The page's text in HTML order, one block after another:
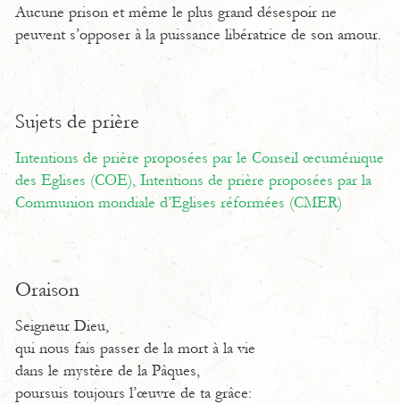
Aucune prison et même le plus grand désespoir ne
peuvent s’opposer à la puissance libératrice de son amour.
Sujets de prière
Intentions de prière proposées par le Conseil œcuménique
des Eglises (COE), Intentions de prière proposées par la
Communion mondiale d’Eglises réformées (CMER)
Oraison
Seigneur Dieu,
qui nous fais passer de la mort à la vie
dans le mystère de la Pâques,
poursuis toujours l’œuvre de ta grâce: